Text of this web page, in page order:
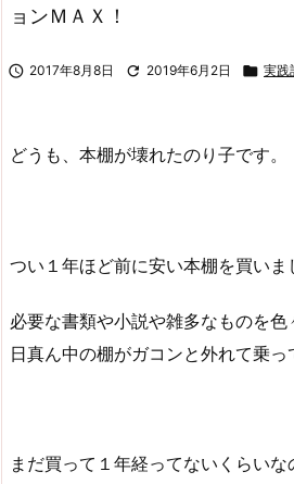
ョンＭＡＸ！
 2017年8月8日  2019年6月2日  実践
どうも、本棚が壊れたのり子です。
つい１年ほど前に安い本棚を買いま
必要な書類や小説や雑多なものを
日真ん中の棚がガコンと外れて乗
まだ買って１年経ってないくらいな